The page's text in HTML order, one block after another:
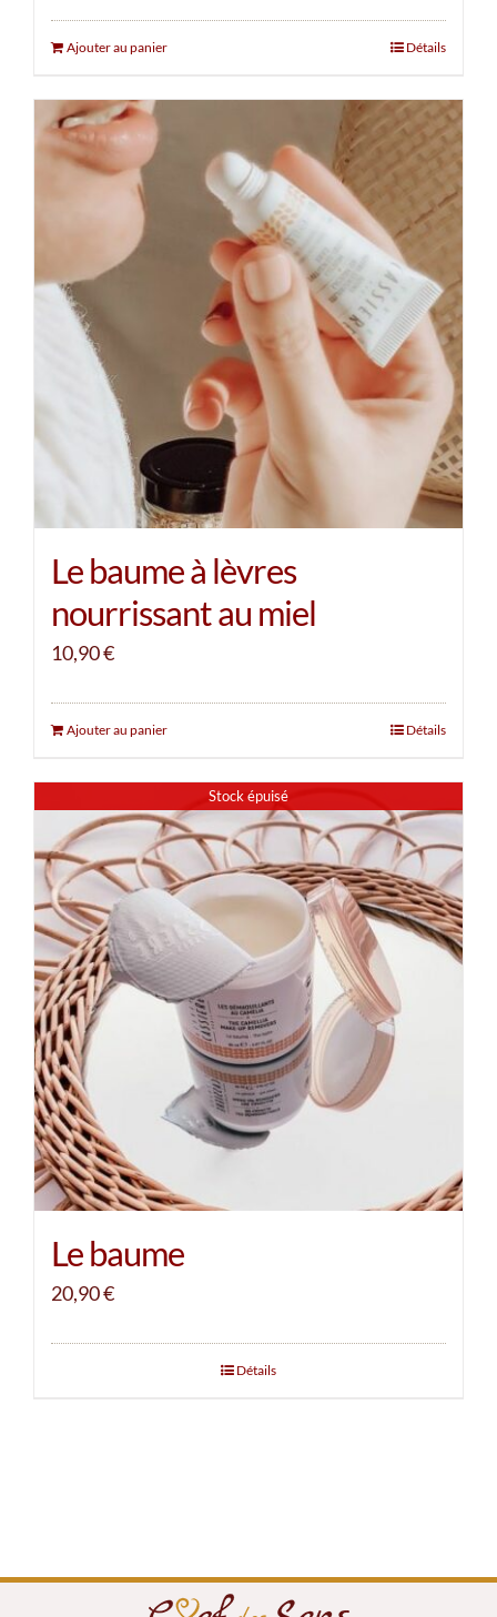
Ajouter au panier Détails
Le baume à lèvres
nourrissant au miel
10,90€
Ajouter au panier Détails
Stock épuisé
Le baume
20,90€
Détails